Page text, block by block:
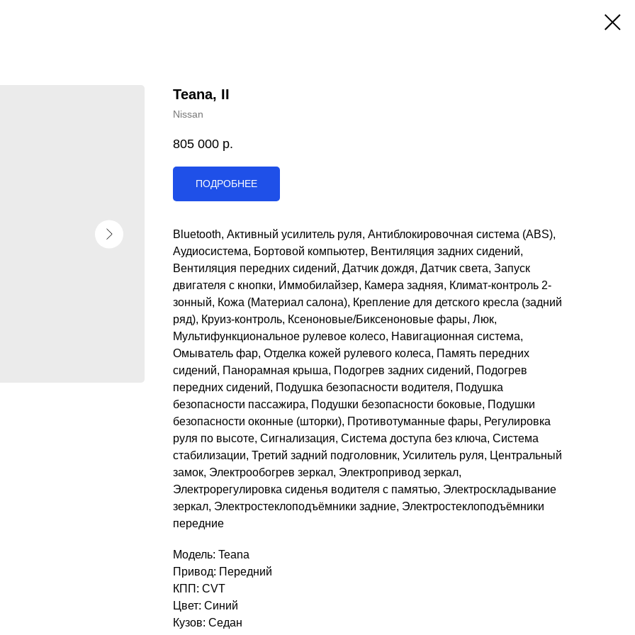
Teana, II
Nissan
805 000 р.
ПОДРОБНЕЕ
Bluetooth, Активный усилитель руля, Антиблокировочная система (ABS),
Аудиосистема, Бортовой компьютер, Вентиляция задних сидений,
Вентиляция передних сидений, Датчик дождя, Датчик света, Запуск
двигателя с кнопки, Иммобилайзер, Камера задняя, Климат-контроль 2-
зонный, Кожа (Материал салона), Крепление для детского кресла (задний
ряд), Круиз-контроль, Ксеноновые/Биксеноновые фары, Люк,
Мультифункциональное рулевое колесо, Навигационная система,
Омыватель фар, Отделка кожей рулевого колеса, Память передних
сидений, Панорамная крыша, Подогрев задних сидений, Подогрев
передних сидений, Подушка безопасности водителя, Подушка
безопасности пассажира, Подушки безопасности боковые, Подушки
безопасности оконные (шторки), Противотуманные фары, Регулировка
руля по высоте, Сигнализация, Система доступа без ключа, Система
стабилизации, Третий задний подголовник, Усилитель руля, Центральный
замок, Электрообогрев зеркал, Электропривод зеркал,
Электрорегулировка сиденья водителя с памятью, Электроскладывание
зеркал, Электростеклоподъёмники задние, Электростеклоподъёмники
передние
Модель: Teana
Привод: Передний
КПП: CVT
Цвет: Синий
Кузов: Седан